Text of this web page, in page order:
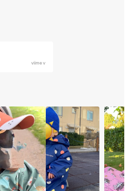
viime v